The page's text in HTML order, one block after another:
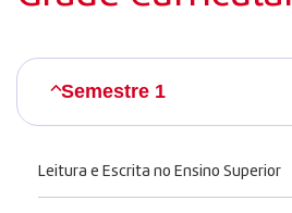
Semestre 1
Leitura e Escrita no Ensino Superior